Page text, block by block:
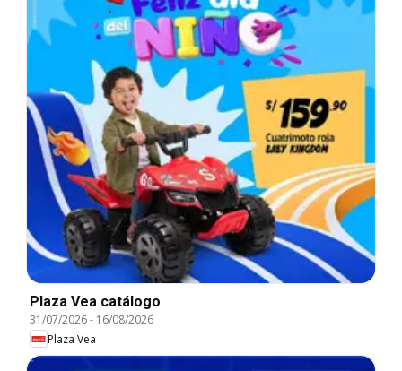
Plaza Vea catálogo
31/07/2026- 16/08/2026
Plaza Vea